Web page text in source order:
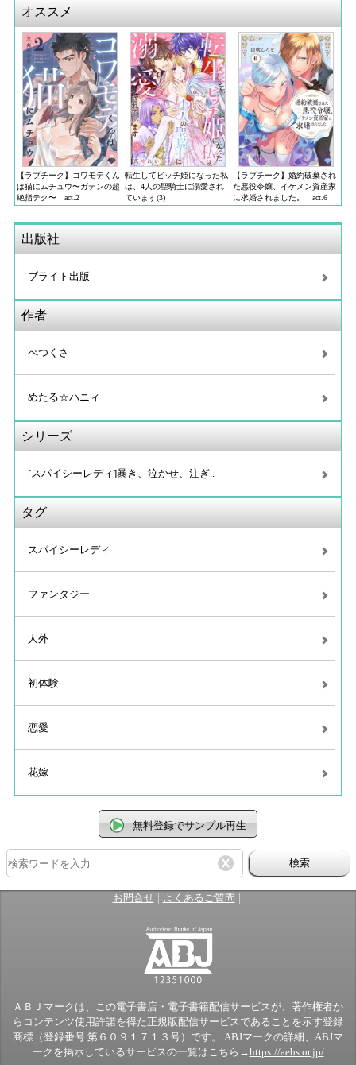
オススメ
【ラブチーク】コワモテくん
は猫にムチュウ〜ガテンの超
絶指テク〜 act.2
転生してビッチ姫になった私
は、4人の聖騎士に溺愛され
ています(3)
【ラブチーク】婚約破棄され
た悪役令嬢、イケメン資産家
に求婚されました。 act.6
出版社
ブライト出版
作者
べつくさ
めたる☆ハニィ
シリーズ
[スパイシーレディ]暴き、泣かせ、注ぎ..
タグ
スパイシーレディ
ファンタジー
人外
初体験
恋愛
花嫁
無料登録でサンプル再生
検索
お問合せ| よくあるご質問 |
ＡＢＪマークは、この電子書店・電子書籍配信サービスが、著作権者か
らコンテンツ使用許諾を得た正規版配信サービスであることを示す登録
商標（登録番号 第６０９１７１３号）です。 ABJマークの詳細、ABJマ
ークを掲示しているサービスの一覧はこちら→https://aebs.or.jp/